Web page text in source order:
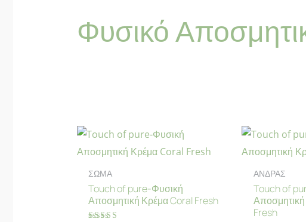
Φυσικό
ΣΩΜΑ
Touch of pure-Φυσική
Αποσμητική Κρέμα Coral Fresh
ΑΝΔΡΑΣ
Touch of
Fresh